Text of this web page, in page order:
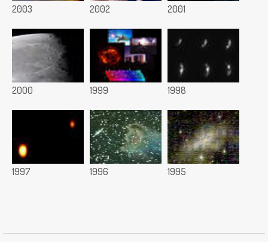
2003 2002 2001
2000 1999 1998
1997 1996 1995